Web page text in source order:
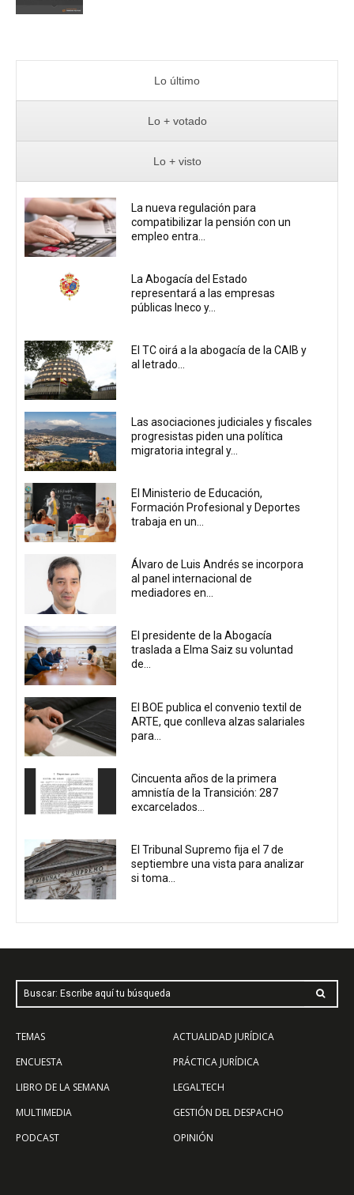
Lo último
Lo + votado
Lo + visto
La nueva regulación para
compatibilizar la pensión con un
empleo entra...
La Abogacía del Estado
representará a las empresas
públicas Ineco y...
El TC oirá a la abogacía de la CAIB y
al letrado...
Las asociaciones judiciales y fiscales
progresistas piden una política
migratoria integral y...
El Ministerio de Educación,
Formación Profesional y Deportes
trabaja en un...
Álvaro de Luis Andrés se incorpora
al panel internacional de
mediadores en...
El presidente de la Abogacía
traslada a Elma Saiz su voluntad
de...
El BOE publica el convenio textil de
ARTE, que conlleva alzas salariales
para...
Cincuenta años de la primera
amnistía de la Transición: 287
excarcelados...
El Tribunal Supremo fija el 7 de
septiembre una vista para analizar
si toma...
Buscar: Escribe aquí tu búsqueda
TEMAS
ENCUESTA
LIBRO DE LA SEMANA
MULTIMEDIA
PODCAST
ACTUALIDAD JURÍDICA
PRÁCTICA JURÍDICA
LEGALTECH
GESTIÓN DEL DESPACHO
OPINIÓN